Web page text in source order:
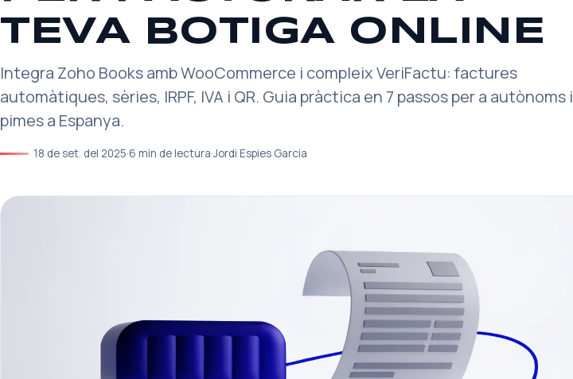
TEVA BOTIGA ONLINE
Integra Zoho Books amb WooCommerce i compleix VeriFactu: factures
automàtiques, sèries, IRPF, IVA i QR. Guia pràctica en 7 passos per a autònoms i
pimes a Espanya.
18 de set. del 2025·6 min de lectura·Jordi Espies Garcia